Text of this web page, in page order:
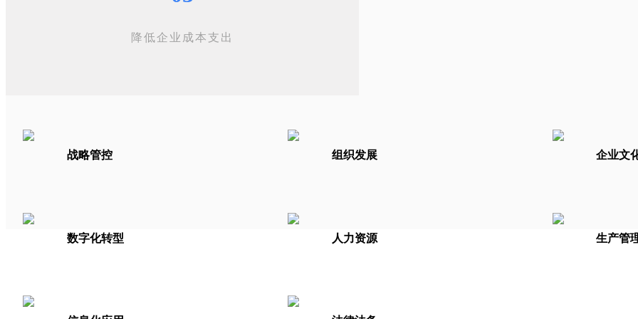
降低企业成本支出
战略管控 组织发展 企业文
数字化转型 人力资源 生产管